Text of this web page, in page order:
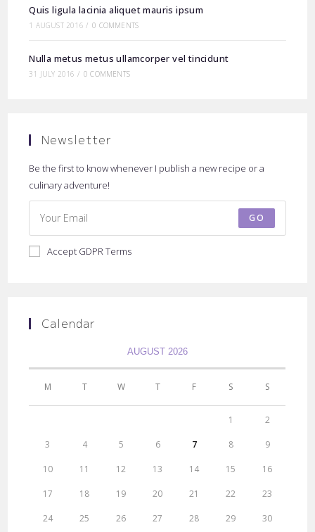
Quis ligula lacinia aliquet mauris ipsum
1 AUGUST 2016 / 0 COMMENTS
Nulla metus metus ullamcorper vel tincidunt
31 JULY 2016 / 0 COMMENTS
Newsletter
Be the first to know whenever I publish a new recipe or a
culinary adventure!
GO
Accept GDPR Terms
Calendar
AUGUST 2026
M T W T F S S
1 2
3 4 5 6 7 8 9
10 11 12 13 14 15 16
17 18 19 20 21 22 23
24 25 26 27 28 29 30